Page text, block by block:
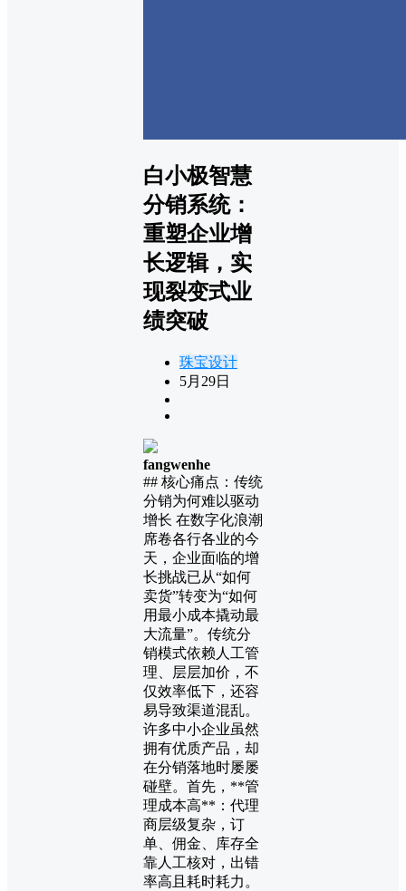
白小极智慧
分销系统：
重塑企业增
长逻辑，实
现裂变式业
绩突破
珠宝设计
5月29日
fangwenhe
## 核心痛点：传统
分销为何难以驱动
增长 在数字化浪潮
席卷各行各业的今
天，企业面临的增
长挑战已从“如何
卖货”转变为“如何
用最小成本撬动最
大流量”。传统分
销模式依赖人工管
理、层层加价，不
仅效率低下，还容
易导致渠道混乱。
许多中小企业虽然
拥有优质产品，却
在分销落地时屡屡
碰壁。首先，**管
理成本高**：代理
商层级复杂，订
单、佣金、库存全
靠人工核对，出错
率高且耗时耗力。